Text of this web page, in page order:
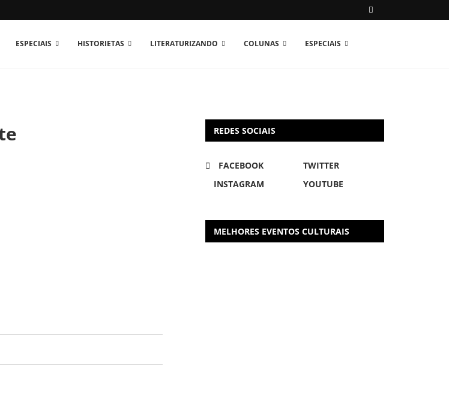
ESPECIAIS HISTORIETAS LITERATURIZANDO COLUNAS ESPECIAIS
REDES SOCIAIS
FACEBOOK
TWITTER
INSTAGRAM
YOUTUBE
MELHORES EVENTOS CULTURAIS